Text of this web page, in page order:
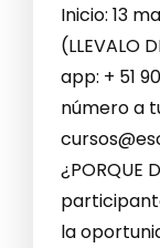
Inicio: 13
(LLEVALO
app: + 51
número a
¿PORQUE
la